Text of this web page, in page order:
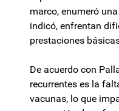
marco, enumeró
indicó, enfrentan
prestaciones
De acuerdo con
recurrentes es la
vacunas, lo que